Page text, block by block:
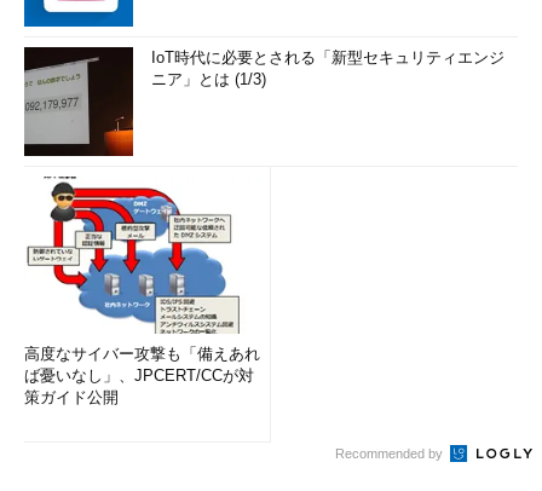
IoT時代に必要とされる「新型セキュリティエンジ
ニア」とは (1/3)
高度なサイバー攻撃も「備えあれ
ば憂いなし」、JPCERT/CCが対
策ガイド公開
Recommended by